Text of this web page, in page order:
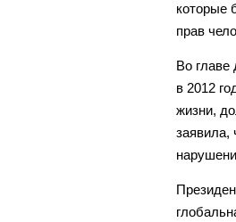
которые
прав
Во
в 2012
жизни,
заявила,